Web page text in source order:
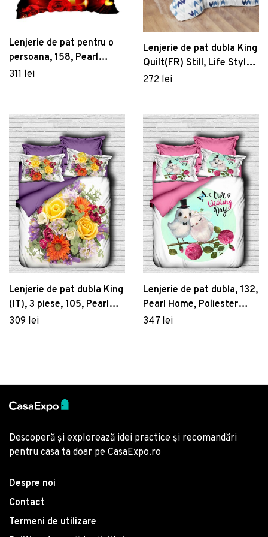
Lenjerie de pat pentru o
persoana, 158, Pearl
Home, Poliester Satinat
311 lei
Lenjerie de pat dubla King
Quilt(FR) Still, Life Style,
3 piese, 240x220 cm,
272 lei
Lenjerie de pat dubla King
(IT), 3 piese, 105, Pearl
Home, Poliester Satinat
309 lei
Lenjerie de pat dubla, 132,
Pearl Home, Poliester
Satinat
347 lei
Descoperă și explorează idei practice și recomandări
pentru casa ta doar pe CasaExpo.ro
Despre noi
Contact
Termeni de utilizare